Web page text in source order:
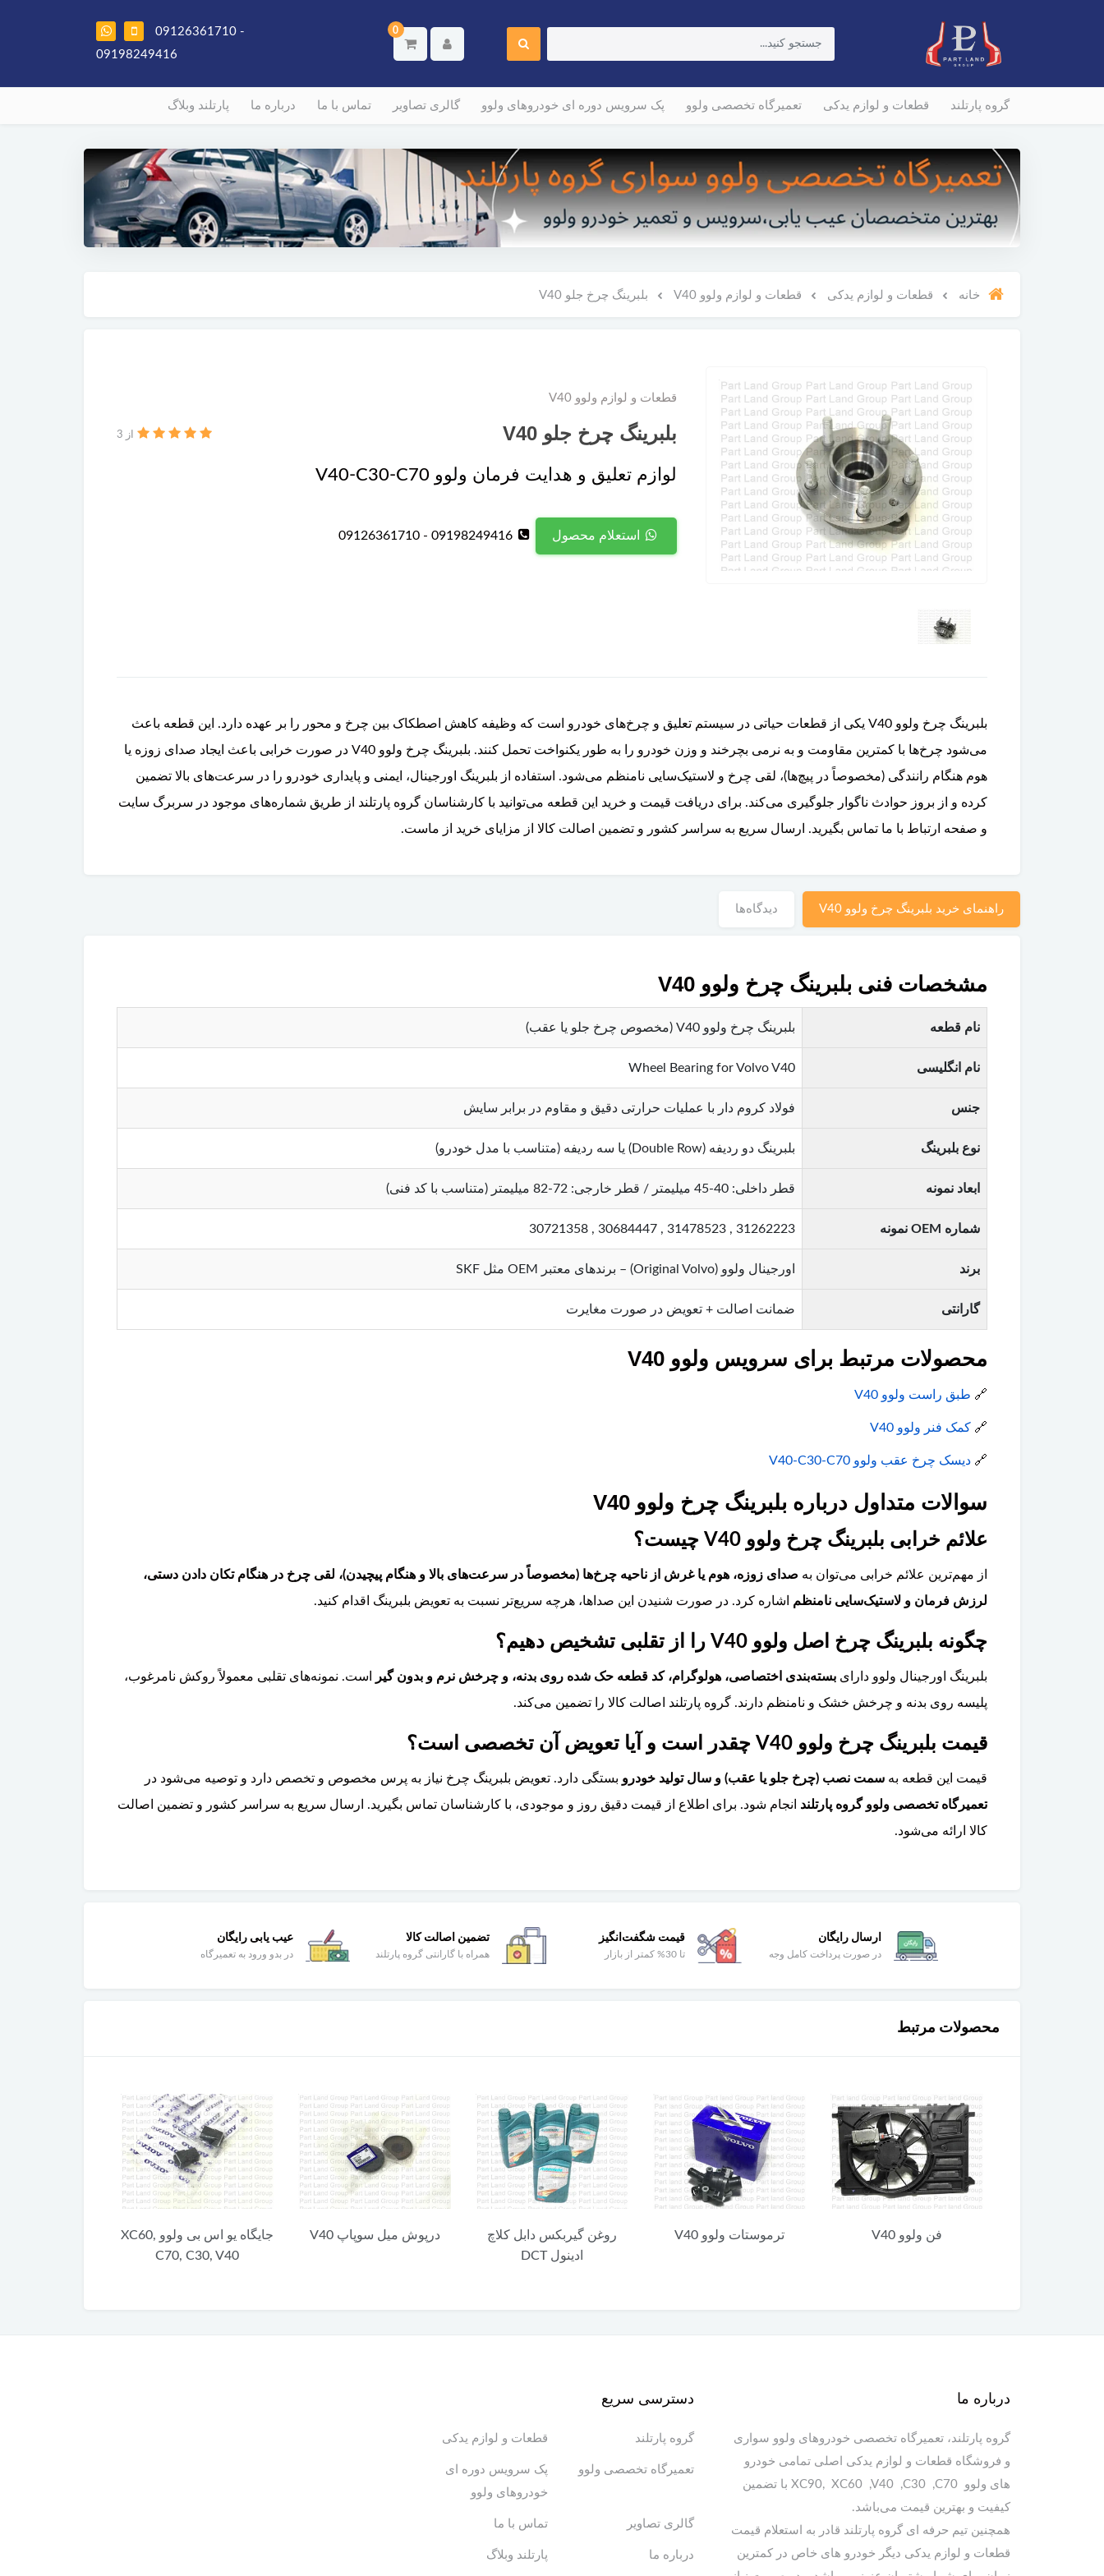
0
09126361710 -
09198249416
گروه پارتلند قطعات و لوازم یدکی تعمیرگاه تخصصی ولوو پک سرویس دوره ای خودروهای ولوو گالری تصاویر تماس با ما درباره ما پارتلند وبلاگ
خانه قطعات و لوازم یدکی قطعات و لوازم ولوو V40 بلبرینگ چرخ جلو V40
قطعات و لوازم ولوو V40
بلبرینگ چرخ جلو V40 از 3
لوازم تعلیق و هدایت فرمان ولوو V40-C30-C70
استعلام محصول 09198249416 - 09126361710
بلبرینگ چرخ ولوو V40 یکی از قطعات حیاتی در سیستم تعلیق و چرخ‌های خودرو است که وظیفه کاهش اصطکاک بین چرخ و محور را بر عهده دارد. این قطعه باعث
می‌شود چرخ‌ها با کمترین مقاومت و به نرمی بچرخند و وزن خودرو را به طور یکنواخت تحمل کنند. بلبرینگ چرخ ولوو V40 در صورت خرابی باعث ایجاد صدای زوزه یا
هوم هنگام رانندگی (مخصوصاً در پیچ‌ها)، لقی چرخ و لاستیک‌سایی نامنظم می‌شود. استفاده از بلبرینگ اورجینال، ایمنی و پایداری خودرو را در سرعت‌های بالا تضمین
کرده و از بروز حوادث ناگوار جلوگیری می‌کند. برای دریافت قیمت و خرید این قطعه می‌توانید با کارشناسان گروه پارتلند از طریق شماره‌های موجود در سربرگ سایت
و صفحه ارتباط با ما تماس بگیرید. ارسال سریع به سراسر کشور و تضمین اصالت کالا از مزایای خرید از ماست.
راهنمای خرید بلبرینگ چرخ ولوو V40 دیدگاه‌ها
مشخصات فنی بلبرینگ چرخ ولوو V40
نام قطعه بلبرینگ چرخ ولوو V40 (مخصوص چرخ جلو یا عقب)
نام انگلیسی Wheel Bearing for Volvo V40
جنس فولاد کروم دار با عملیات حرارتی دقیق و مقاوم در برابر سایش
نوع بلبرینگ بلبرینگ دو ردیفه (Double Row) یا سه ردیفه (متناسب با مدل خودرو)
ابعاد نمونه قطر داخلی: 40-45 میلیمتر / قطر خارجی: 72-82 میلیمتر (متناسب با کد فنی)
شماره OEM نمونه 31262223 , 31478523 , 30684447 , 30721358
برند اورجینال ولوو (Original Volvo) – برندهای معتبر OEM مثل SKF
گارانتی ضمانت اصالت + تعویض در صورت مغایرت
محصولات مرتبط برای سرویس ولوو V40
🔗 طبق راست ولوو V40
🔗 کمک فنر ولوو V40
🔗 دیسک چرخ عقب ولوو V40-C30-C70
سوالات متداول درباره بلبرینگ چرخ ولوو V40
علائم خرابی بلبرینگ چرخ ولوو V40 چیست؟
از مهم‌ترین علائم خرابی می‌توان به صدای زوزه، هوم یا غرش از ناحیه چرخ‌ها (مخصوصاً در سرعت‌های بالا و هنگام پیچیدن)، لقی چرخ در هنگام تکان دادن دستی،
لرزش فرمان و لاستیک‌سایی نامنظم اشاره کرد. در صورت شنیدن این صداها، هرچه سریع‌تر نسبت به تعویض بلبرینگ اقدام کنید.
چگونه بلبرینگ چرخ اصل ولوو V40 را از تقلبی تشخیص دهیم؟
بلبرینگ اورجینال ولوو دارای بسته‌بندی اختصاصی، هولوگرام، کد قطعه حک شده روی بدنه، و چرخش نرم و بدون گیر
است. نمونه‌های تقلبی معمولاً روکش نامرغوب،
پلیسه روی بدنه و چرخش خشک و نامنظم دارند. گروه پارتلند اصالت کالا را تضمین می‌کند.
قیمت بلبرینگ چرخ ولوو V40 چقدر است و آیا تعویض آن تخصصی است؟
قیمت این قطعه به سمت نصب (چرخ جلو یا عقب) و سال تولید خودرو بستگی دارد. تعویض بلبرینگ چرخ نیاز به پرس مخصوص و تخصص دارد و توصیه می‌شود در
تعمیرگاه تخصصی ولوو گروه پارتلند انجام شود. برای اطلاع از قیمت دقیق روز و موجودی، با کارشناسان تماس بگیرید. ارسال سریع به سراسر کشور و تضمین اصالت
کالا ارائه می‌شود.
ارسال رایگان
در صورت پرداخت کامل وجه
قیمت شگفت‌انگیز
تا 30% کمتر از بازار
تضمین اصالت کالا
همراه با گارانتی گروه پارتلند
عیب یابی رایگان
در بدو ورود به تعمیرگاه
محصولات مرتبط
ترموستات ولوو V40
روغن گیربکس دابل کلاچ
درپوش میل سوپاپ V40
جایگاه یو اس بی ولوو XC60,
دسته موتور راست ولوو
V40-C30-C70
درباره ما
گروه پارتلند، تعمیرگاه تخصصی خودروهای ولوو سواری
و فروشگاه قطعات و لوازم یدکی اصلی تمامی خودرو
های ولوو XC90, XC60 ,V40 ,C30 ,C70 با تضمین
کیفیت و بهترین قیمت می‌باشد.
همچنین تیم حرفه ای گروه پارتلند قادر به استعلام قیمت
قطعات و لوازم یدکی دیگر خودرو های خاص در کمترین
دسترسی سریع
گروه پارتلند قطعات و لوازم یدکی
تعمیرگاه تخصصی ولوو
پک سرویس دوره ای
خودروهای ولوو
گالری تصاویر تماس با ما
درباره ما پارتلند وبلاگ